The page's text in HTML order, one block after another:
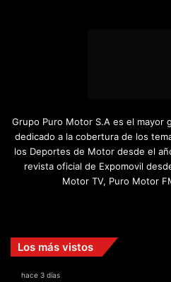
Grupo Puro Motor S.A es el mayor
dedicado a la cobertura de los
los Deportes de Motor desde el
revista oficial de Expomovil
Motor TV, Puro Motor
Los más vistos
hace 3 días